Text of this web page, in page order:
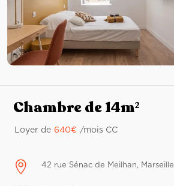
Chambre de 14m²
Loyer de 640€ /mois CC
 42 rue Sénac de Meilhan, Marseille